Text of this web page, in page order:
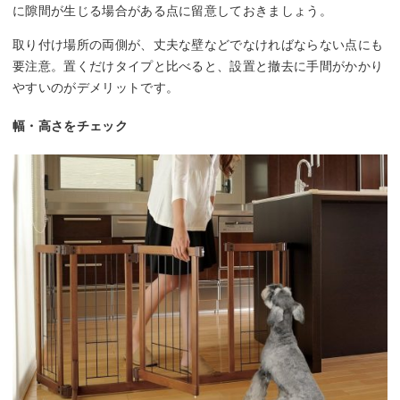
に隙間が生じる場合がある点に留意しておきましょう。
取り付け場所の両側が、丈夫な壁などでなければならない点にも
要注意。置くだけタイプと比べると、設置と撤去に手間がかかり
やすいのがデメリットです。
幅・高さをチェック